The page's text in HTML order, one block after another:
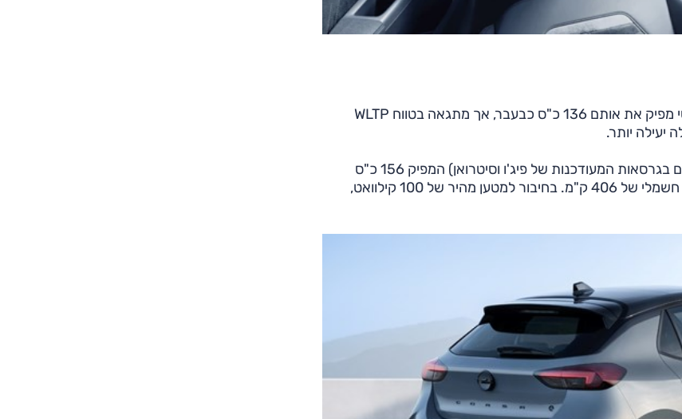
הקורסה החשמלית תוצע כעת בשתי גרסאות: הדגם הסטנדרטי מפיק את אותם 136 כ"ס כבעבר, אך מתגאה בטווח WLTP
בנוסף, תוצע גרסה חשמלית מחוזקת, עם מנוע חדש (שפגשנו גם בגרסאות המעודכנות של פיג'ו וסיטרואן) המפיק 156 כ"ס
ומשודך למארז סוללות גדול יותר של 54 קוט"ש המאפשר טווח חשמלי של 406 ק"מ. בחיבור למטען מהיר של 100 קילוואט,